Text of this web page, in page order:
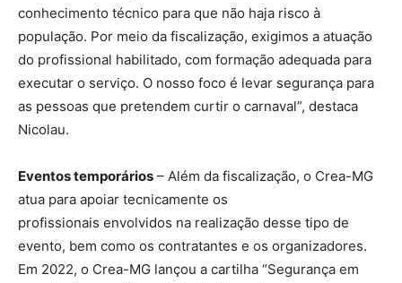
conhecimento técnico para que não haja risco à
população. Por meio da fiscalização, exigimos a atuação
do profissional habilitado, com formação adequada para
executar o serviço. O nosso foco é levar segurança para
as pessoas que pretendem curtir o carnaval”, destaca
Nicolau.
Eventos temporários – Além da fiscalização, o Crea-MG
atua para apoiar tecnicamente os
profissionais envolvidos na realização desse tipo de
evento, bem como os contratantes e os organizadores.
Em 2022, o Crea-MG lançou a cartilha “Segurança em